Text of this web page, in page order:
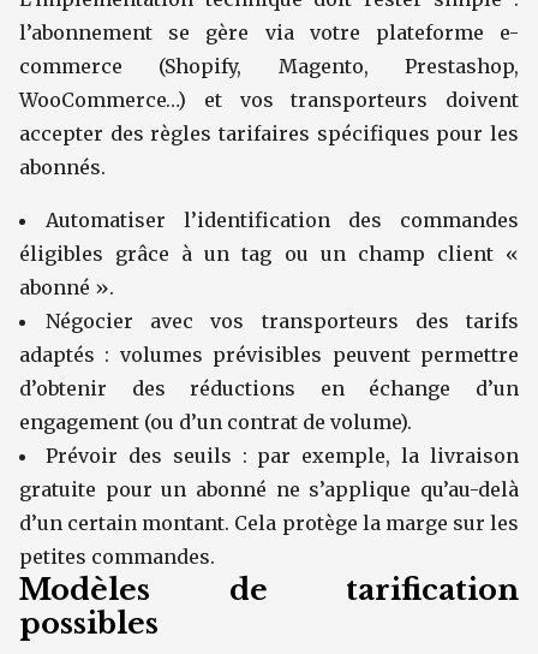
l’abonnement se gère via votre plateforme e-
commerce (Shopify, Magento, Prestashop,
WooCommerce…) et vos transporteurs doivent
accepter des règles tarifaires spécifiques pour les
abonnés.
Automatiser l’identification des commandes
éligibles grâce à un tag ou un champ client «
abonné ».
Négocier avec vos transporteurs des tarifs
adaptés : volumes prévisibles peuvent permettre
d’obtenir des réductions en échange d’un
engagement (ou d’un contrat de volume).
Prévoir des seuils : par exemple, la livraison
gratuite pour un abonné ne s’applique qu’au-delà
d’un certain montant. Cela protège la marge sur les
petites commandes.
Modèles de tarification
possibles